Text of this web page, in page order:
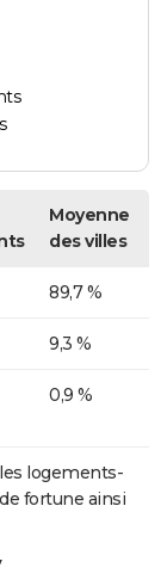
Moyenne
des villes
89,7 %
9,3 %
0,9 %
logements-
fortune ainsi